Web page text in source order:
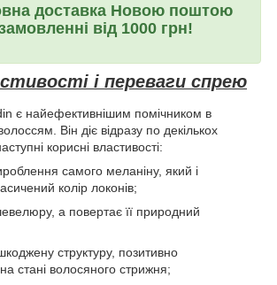
доставка Новою поштою
від 1000 грн!
і переваги спрею
є найефективнішим помічником в
Він діє відразу по декількох
корисні властивості:
самого меланіну, який і
колір локонів;
а повертає її природний
структуру, позитивно
стані волосяного стрижня;